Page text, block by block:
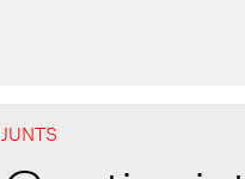
JUNTS